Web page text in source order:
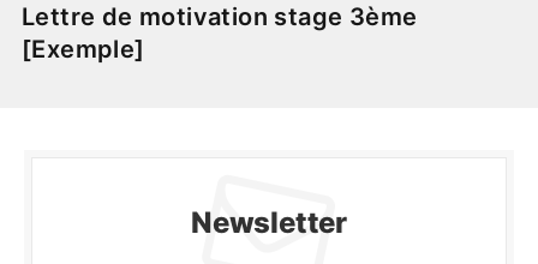
Lettre de motivation stage 3ème
[Exemple]
Newsletter